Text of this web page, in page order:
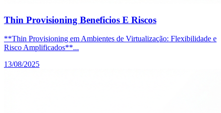
Thin Provisioning Beneficios E Riscos
**Thin Provisioning em Ambientes de Virtualização: Flexibilidade e
Risco Amplificados**...
13/08/2025